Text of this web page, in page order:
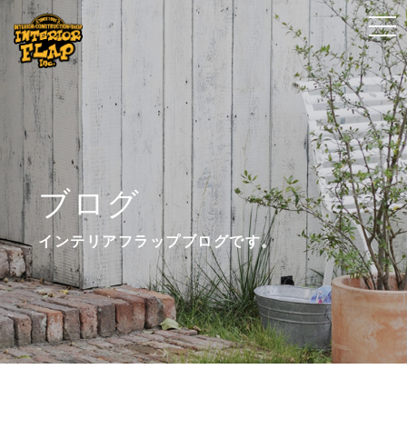
ブログ
インテリアフラップブログです。
t
o
g
g
l
e
n
a
v
i
g
a
t
t
o
g
g
l
e
n
a
v
i
g
a
t